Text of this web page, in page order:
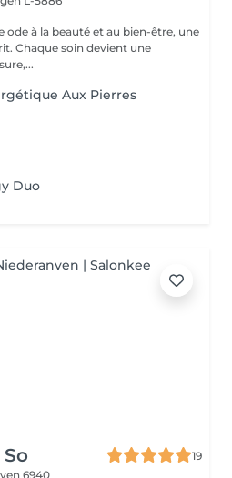
ode à la beauté et au bien-être, une
Chaque soin devient une
Aux Pierres
Duo
19
6940